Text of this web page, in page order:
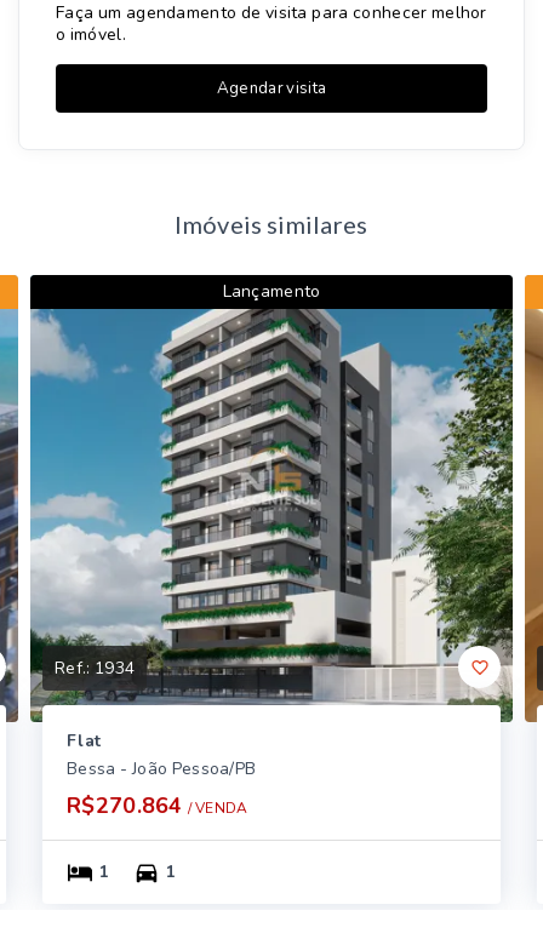
Faça um agendamento de visita para conhecer melhor
o imóvel.
Agendar visita
Imóveis similares
Lançamento
Ref.: 1934
Flat
Bessa - João Pessoa/PB
R$270.864 / VENDA
1 1